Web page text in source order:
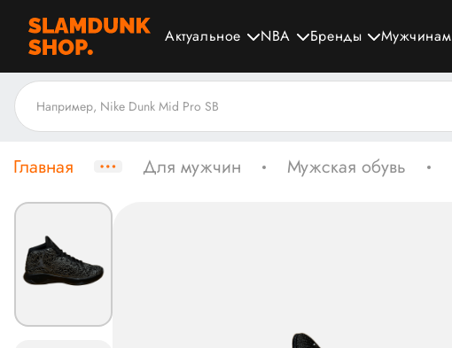
Актуальное NBA Бренды Мужчинам
Главная Для мужчин Мужская обувь